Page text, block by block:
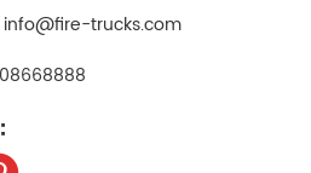
info@fire-trucks.com